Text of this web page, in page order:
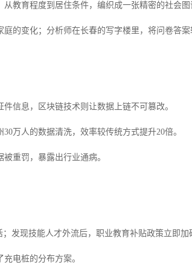
教育程度到居住条件，编织成一张精密的社会图
的变化；分析师在长春的写字楼里，将问卷答案
信息，区块链技术则让数据上链不可篡改。
万人的数据清洗，效率较传统方式提升20倍。
重罚，暴露出行业通病。
发现技能人才外流后，职业教育补贴政策立即加
电桩的分布方案。